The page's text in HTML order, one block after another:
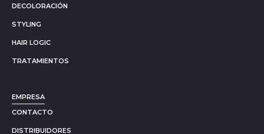
DECOLORACIÓN
STYLING
HAIR LOGIC
TRATAMIENTOS
EMPRESA
CONTACTO
DISTRIBUIDORES